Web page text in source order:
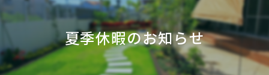
夏季休暇のお知らせ